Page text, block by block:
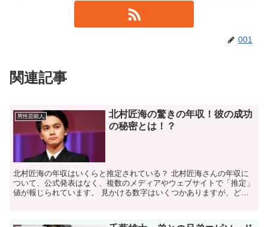
001
関連記事
男性芸能人
北村匠海の驚きの年収！彼の成功
の秘密とは！？
北村匠海の年収はいくらと推定されている？ 北村匠海さんの年収に
ついて、公式発表はなく、複数のメディアやウェブサイトで「推定」
値が報じられています。 見かける数字はいくつかありますが、どれ